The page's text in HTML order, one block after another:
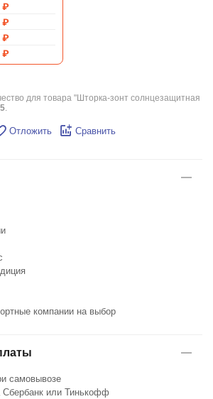
₽
₽
₽
₽
для товара "Шторка-зонт солнцезащитная
5.
Отложить Сравнить
компании на выбор
самовывозе
или Тинькофф